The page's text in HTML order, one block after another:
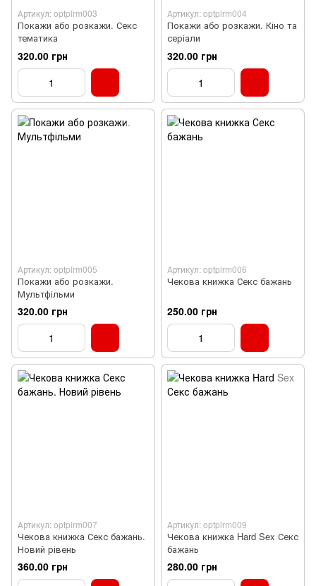
Артикул: optplrm003
Покажи або розкажи. Секс
тематика
320.00 грн
Артикул: optplrm004
Покажи або розкажи. Кіно та
серіали
320.00 грн
Артикул: optplrm005
Покажи або розкажи.
Мультфільми
320.00 грн
Артикул: optplrm006
Чекова книжка Секс бажань
250.00 грн
Артикул: optplrm007
Чекова книжка Секс бажань.
Новий рівень
360.00 грн
Артикул: optplrm009
Чекова книжка Hard Sex Секс
бажань
280.00 грн